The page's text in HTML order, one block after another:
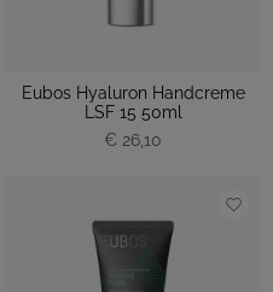
Eubos Hyaluron Handcreme
LSF 15 50ml
€ 26,10